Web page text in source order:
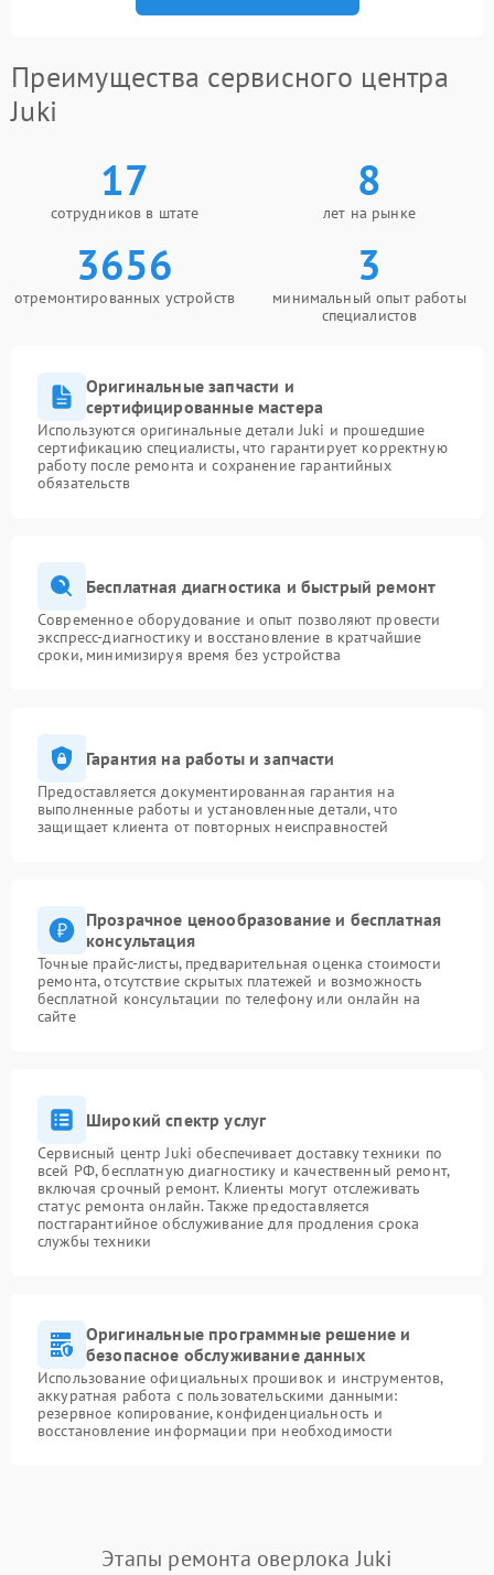
Преимущества сервисного центра
Juki
17
сотрудников в штате
8
лет на рынке
3656
отремонтированных устройств
3
минимальный опыт работы
специалистов
Оригинальные запчасти и
сертифицированные мастера
Используются оригинальные детали Juki и прошедшие
сертификацию специалисты, что гарантирует корректную
работу после ремонта и сохранение гарантийных
обязательств
Бесплатная диагностика и быстрый ремонт
Современное оборудование и опыт позволяют провести
экспресс-диагностику и восстановление в кратчайшие
сроки, минимизируя время без устройства
Гарантия на работы и запчасти
Предоставляется документированная гарантия на
выполненные работы и установленные детали, что
защищает клиента от повторных неисправностей
Прозрачное ценообразование и бесплатная
консультация
Точные прайс-листы, предварительная оценка стоимости
ремонта, отсутствие скрытых платежей и возможность
бесплатной консультации по телефону или онлайн на
сайте
Широкий спектр услуг
Сервисный центр Juki обеспечивает доставку техники по
всей РФ, бесплатную диагностику и качественный ремонт,
включая срочный ремонт. Клиенты могут отслеживать
статус ремонта онлайн. Также предоставляется
постгарантийное обслуживание для продления срока
службы техники
Оригинальные программные решение и
безопасное обслуживание данных
Использование официальных прошивок и инструментов,
аккуратная работа с пользовательскими данными:
резервное копирование, конфиденциальность и
восстановление информации при необходимости
Этапы ремонта оверлока Juki